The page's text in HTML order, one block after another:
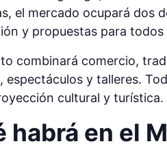
el mercado ocupará dos
y propuestas para todos
combinará comercio,
espectáculos y talleres.
cultural y turística.
habrá en el